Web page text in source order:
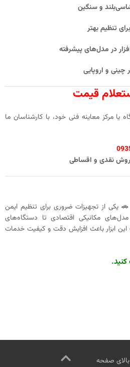
و سنگین
تنظیم بهتر
در مدل‌های پیشرفته
چینی و اروپایی
قیمت
یا مرکز معاینه فنی خود، با کارشناسان ما
نقدی و اقساطی
یکی از تجهیزات ضروری برای تنظیم ایمن
مکانیکی اقتصادی تا دستگاه‌های
ابزار باعث افزایش دقت و کیفیت خدمات
.
صفحه